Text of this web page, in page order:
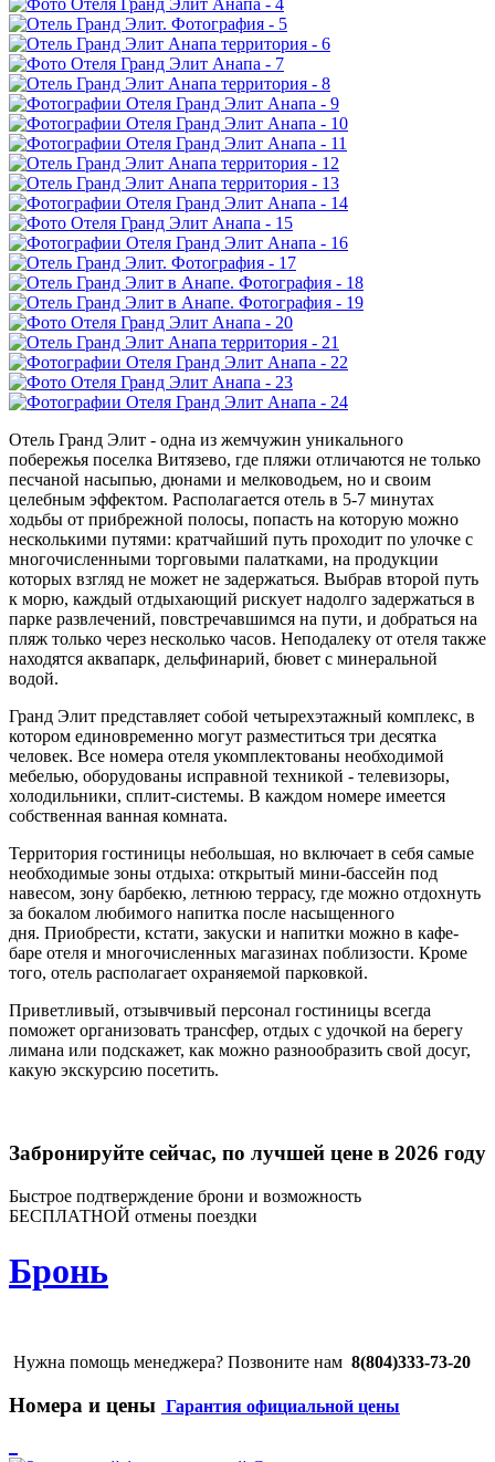
Отель Гранд Элит - одна из жемчужин уникального
побережья поселка Витязево, где пляжи отличаются не только
песчаной насыпью, дюнами и мелководьем, но и своим
целебным эффектом. Располагается отель в 5-7 минутах
ходьбы от прибрежной полосы, попасть на которую можно
несколькими путями: кратчайший путь проходит по улочке с
многочисленными торговыми палатками, на продукции
которых взгляд не может не задержаться. Выбрав второй путь
к морю, каждый отдыхающий рискует надолго задержаться в
парке развлечений, повстречавшимся на пути, и добраться на
пляж только через несколько часов. Неподалеку от отеля также
находятся аквапарк, дельфинарий, бювет с минеральной
водой.
Гранд Элит представляет собой четырехэтажный комплекс, в
котором единовременно могут разместиться три десятка
человек. Все номера отеля укомплектованы необходимой
мебелью, оборудованы исправной техникой - телевизоры,
холодильники, сплит-системы. В каждом номере имеется
собственная ванная комната.
Территория гостиницы небольшая, но включает в себя самые
необходимые зоны отдыха: открытый мини-бассейн под
навесом, зону барбекю, летнюю террасу, где можно отдохнуть
за бокалом любимого напитка после насыщенного
дня. Приобрести, кстати, закуски и напитки можно в кафе-
баре отеля и многочисленных магазинах поблизости. Кроме
того, отель располагает охраняемой парковкой.
Приветливый, отзывчивый персонал гостиницы всегда
поможет организовать трансфер, отдых с удочкой на берегу
лимана или подскажет, как можно разнообразить свой досуг,
какую экскурсию посетить.
Забронируйте сейчас, по лучшей цене в 2026 году
Быстрое подтверждение брони и возможность
БЕСПЛАТНОЙ отмены поездки
Бронь
Нужна помощь менеджера? Позвоните нам 8(804)333-73-20
Номера и цены Гарантия официальной цены